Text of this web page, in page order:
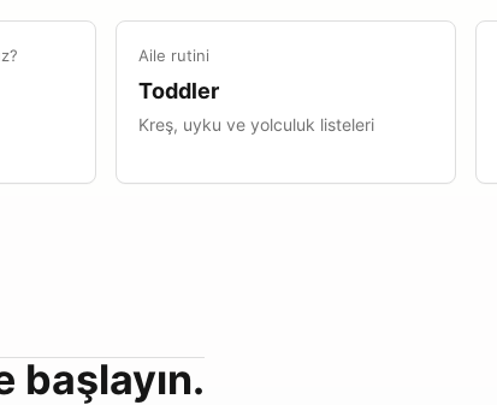
Aile rutini
Toddler
Kreş, uyku ve yolculuk listeleri
başlayın.